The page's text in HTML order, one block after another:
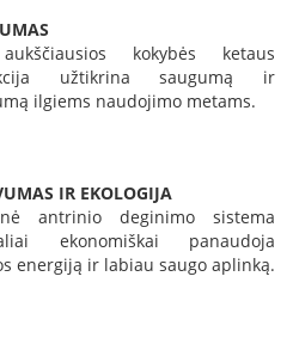
kokybės ketaus
užtikrina saugumą ir
ilgiems naudojimo metams.
IR EKOLOGIJA
antrinio deginimo sistema
ekonomiškai panaudoja
energiją ir labiau saugo aplinką.